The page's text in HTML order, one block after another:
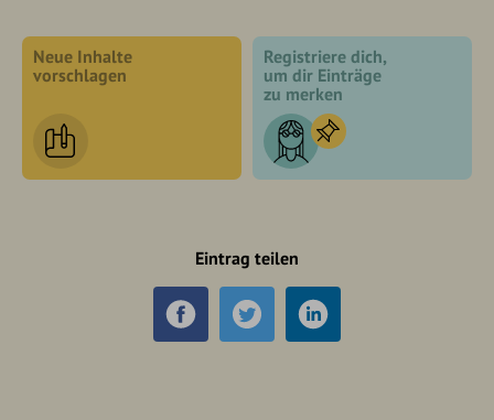
Neue Inhalte
vorschlagen
Registriere dich,
um dir Einträge
zu merken
Eintrag teilen